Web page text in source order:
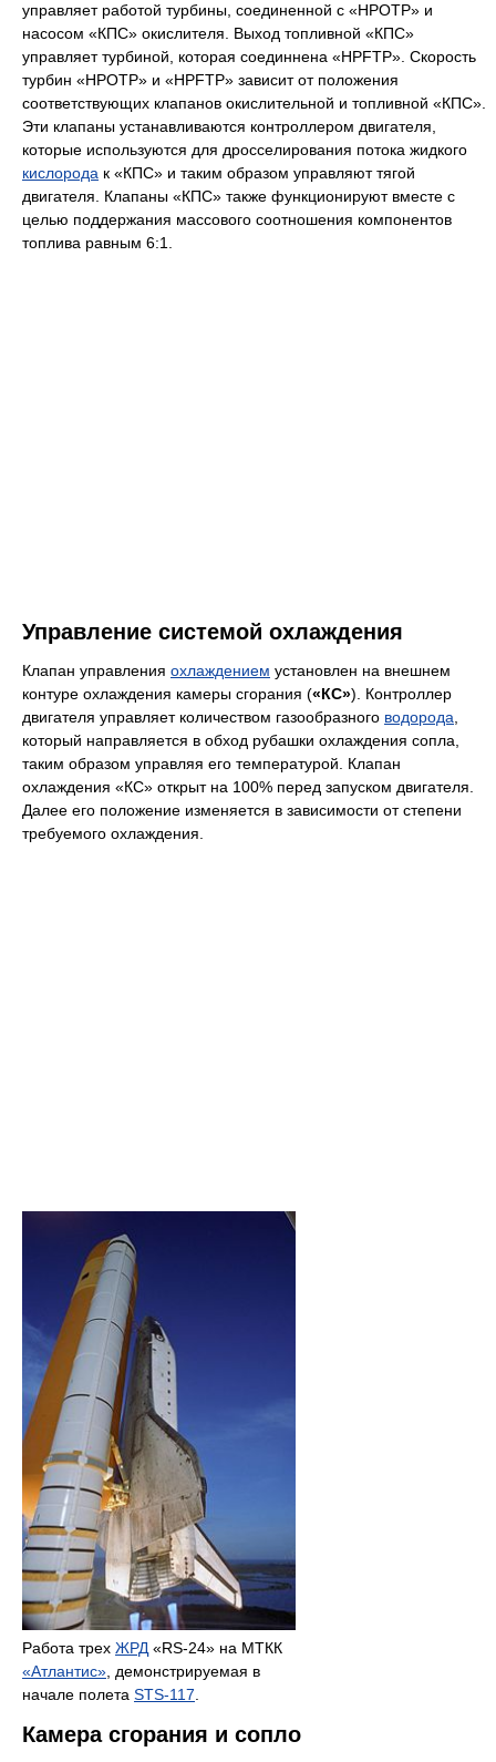
управляет работой турбины, соединенной с «HPOTP» и
насосом «КПС» окислителя. Выход топливной «КПС»
управляет турбиной, которая соединнена «HPFTP». Скорость
турбин «HPOTP» и «HPFTP» зависит от положения
соответствующих клапанов окислительной и топливной «КПС».
Эти клапаны устанавливаются контроллером двигателя,
которые используются для дросселирования потока жидкого
кислорода к «КПС» и таким образом управляют тягой
двигателя. Клапаны «КПС» также функционируют вместе с
целью поддержания массового соотношения компонентов
топлива равным 6:1.
Управление системой охлаждения
Клапан управления охлаждением установлен на внешнем
контуре охлаждения камеры сгорания («КС»). Контроллер
двигателя управляет количеством газообразного водорода
который направляется в обход рубашки охлаждения сопла,
таким образом управляя его температурой. Клапан
охлаждения «КС» открыт на 100% перед запуском двигателя.
Далее его положение изменяется в зависимости от степени
требуемого охлаждения.
Работа трех ЖРД «RS-24» на МТКК
«Атлантис» , демонстрируемая в
начале полета STS-117
Камера сгорания и сопло